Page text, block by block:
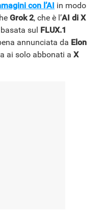
con l’AI in modo
Grok 2, che è l’AI di X
sul FLUX.1
annunciata da Elon
ai solo abbonati a X